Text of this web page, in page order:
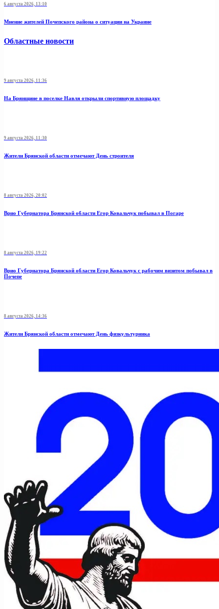
6 августа 2026, 13:10
Мнение жителей Почепского района о ситуации на Украине
Областные новости
9 августа 2026, 11:36
На Брянщине в поселке Навля открыли спортивную площадку
9 августа 2026, 11:30
Жители Брянской области отмечают День строителя
8 августа 2026, 20:02
Врио Губернатора Брянской области Егор Ковальчук побывал в Погаре
8 августа 2026, 19:22
Врио Губернатора Брянской области Егор Ковальчук с рабочим визитом побывал в
Почепе
8 августа 2026, 14:36
Жители Брянской области отмечают День физкультурника